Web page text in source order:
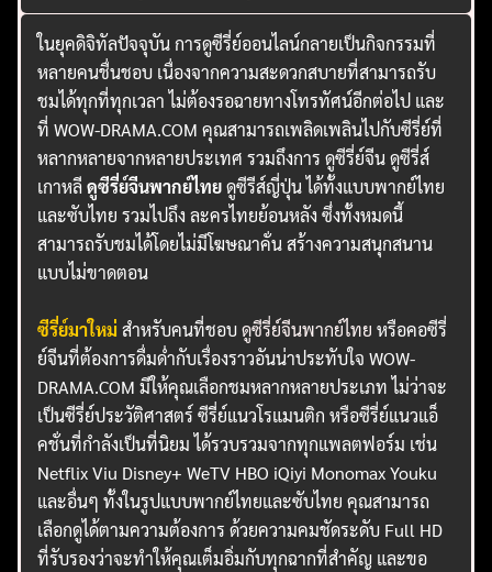
ในยุคดิจิทัลปัจจุบัน การดูซีรี่ย์ออนไลน์กลายเป็นกิจกรรมที่
หลายคนชื่นชอบ เนื่องจากความสะดวกสบายที่สามารถรับ
ชมได้ทุกที่ทุกเวลา ไม่ต้องรอฉายทางโทรทัศน์อีกต่อไป และ
ที่ WOW-DRAMA.COM คุณสามารถเพลิดเพลินไปกับซีรี่ย์ที่
หลากหลายจากหลายประเทศ รวมถึงการ ดูซีรี่ย์จีน ดูซีรี่ส์
เกาหลีดูซีรี่ย์จีนพากย์ไทยดูซีรีส์ญี่ปุ่น ได้ทั้งแบบพากย์ไทย
และซับไทย รวมไปถึง ละครไทยย้อนหลัง ซึ่งทั้งหมดนี้
สามารถรับชมได้โดยไม่มีโฆษณาคั่น สร้างความสนุกสนาน
แบบไม่ขาดตอน
ซีรี่ย์มาใหม่ สำหรับคนที่ชอบดูซีรี่ย์จีนพากย์ไทย หรือคอซีรี่
ย์จีนที่ต้องการดื่มด่ำกับเรื่องราวอันน่าประทับใจ WOW-
DRAMA.COM มีให้คุณเลือกชมหลากหลายประเภท ไม่ว่าจะ
เป็นซีรี่ย์ประวัติศาสตร์ ซีรี่ย์แนวโรแมนติก หรือซีรี่ย์แนวแอ็
คชั่นที่กำลังเป็นที่นิยม ได้รวบรวมจากทุกแพลตฟอร์ม เช่น
Netflix Viu Disney+ WeTV HBO iQiyi Monomax Youku
และอื่นๆ ทั้งในรูปแบบพากย์ไทยและซับไทย คุณสามารถ
เลือกดูได้ตามความต้องการ ด้วยความคมชัดระดับ Full HD
ที่รับรองว่าจะทำให้คุณเต็มอิ่มกับทุกฉากที่สำคัญ และขอ